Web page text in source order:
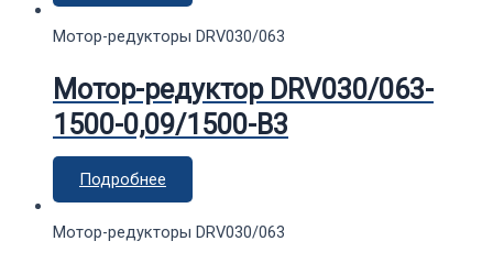
Мотор-редукторы DRV030/063
Мотор-редуктор DRV030/063-
1500-0,09/1500-В3
Подробнее
Мотор-редукторы DRV030/063